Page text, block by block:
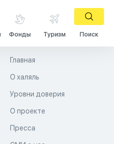
Фонды Туризм Поиск
Главная
О халяль
Уровни доверия
О проекте
Пресса